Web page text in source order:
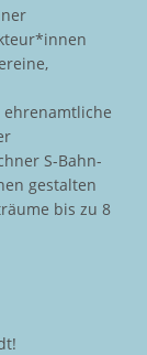
S-Bahn-
gestalten
bis zu 8